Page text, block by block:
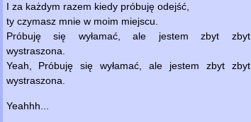
I za każdym razem kiedy próbuję odejść,
ty czymasz mnie w moim miejscu.
Próbuję się wyłamać, ale jestem zbyt zbyt
wystraszona.
Yeah, Próbuję się wyłamać, ale jestem zbyt zbyt
wystraszona.
Yeahhh...